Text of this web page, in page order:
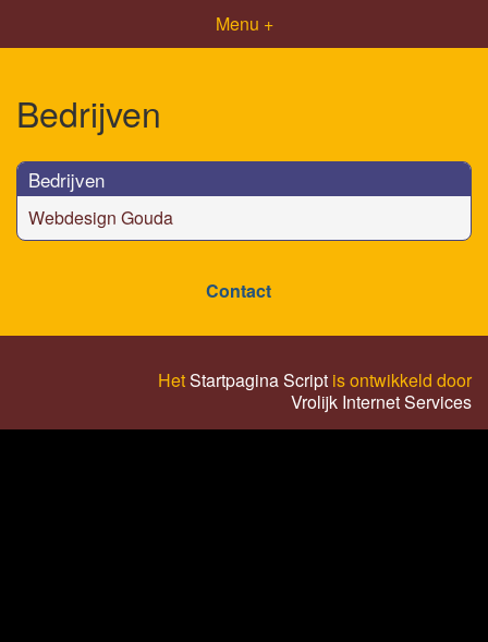
Menu +
Bedrijven
Bedrijven
Webdesign Gouda
Contact
HetStartpagina Script is ontwikkeld door
Vrolijk Internet Services